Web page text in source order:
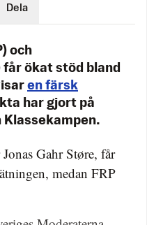
Dela
och
ökat stöd bland
en färsk
har gjort på
Klassekampen.
Gahr Støre, får
medan FRP